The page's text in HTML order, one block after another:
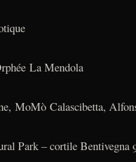
La Mendola
MoMò Calascibetta,
Park – cortile Bentivegna